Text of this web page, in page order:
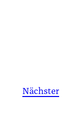
Nächster